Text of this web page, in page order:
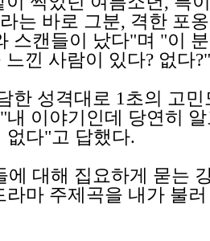
는 바로 그분, 격한 포
스캔들이 났다"며 "이
느낀 사람이 있다? 없다
한 성격대로 1초의 고
내 이야기인데 당연히
없다"고 답했다.
에 대해 집요하게 묻는
라마 주제곡을 내가 불